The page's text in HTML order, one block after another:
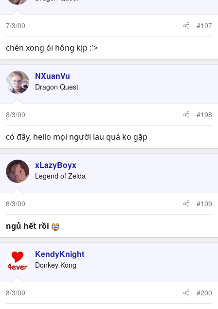
7/3/09 #197
chén xong ói hông kịp :'>
NXuanVu
Dragon Quest
8/3/09 #198
có đây, hello mọi người lau quá ko gặp
xLazyBoyx
Legend of Zelda
8/3/09 #199
ngủ hết rồi
KendyKnight
Donkey Kong
8/3/09 #200